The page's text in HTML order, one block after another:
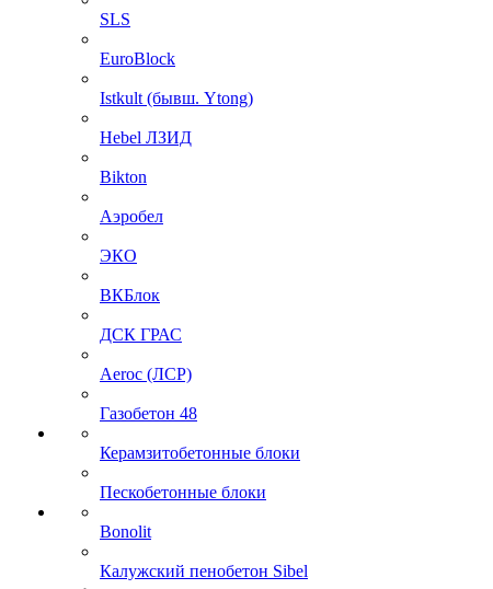
SLS
EuroBlock
Istkult (бывш. Ytong)
Hebel ЛЗИД
Bikton
Аэробел
ЭКО
ВКБлок
ДСК ГРАС
Aeroc (ЛСР)
Газобетон 48
Керамзитобетонные блоки
Пескобетонные блоки
Bonolit
Калужский пенобетон Sibel